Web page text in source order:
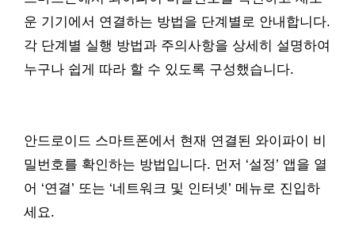
운 기기에서 연결하는 방법을 단계별로 안내합니다.
각 단계별 실행 방법과 주의사항을 상세히 설명하여
누구나 쉽게 따라 할 수 있도록 구성했습니다.
안드로이드 스마트폰에서 현재 연결된 와이파이 비
밀번호를 확인하는 방법입니다. 먼저 ‘설정’ 앱을 열
어 ‘연결’ 또는 ‘네트워크 및 인터넷’ 메뉴로 진입하
세요.